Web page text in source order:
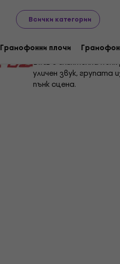
Всички категории
Грамофонни плочи
Blitz
Blitz е влиятелна
уличен звук,
пънк сцена.